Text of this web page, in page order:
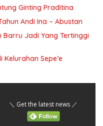
Ginting Praditina
Andi Ina – Abustan
Jadi Yang Tertinggi
Sepe’e
＼ Get the latest news ／